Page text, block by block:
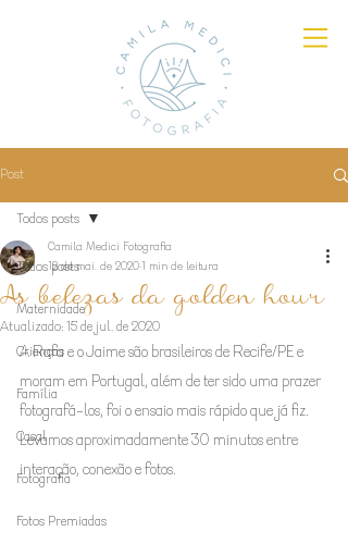
Post
Todos posts
Maternidade
Crianças
Família
Casal
Fotografia
Fotos Premiadas
Todos posts
As belezas da golden hour
Camila Medici Fotografia
12 de mai. de 2020 1 min de leitura
Atualizado: 15 de jul. de 2020
A Rafa e o Jaime são brasileiros de Recife/PE e
moram em Portugal, além de ter sido uma prazer
fotografá-los, foi o ensaio mais rápido que já fiz.
Levamos aproximadamente 30 minutos entre
interação, conexão e fotos.